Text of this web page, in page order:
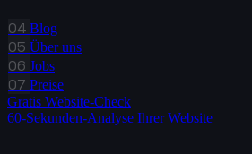
04 Blog
05 Über uns
06 Jobs
07 Preise
Gratis Website-Check
60-Sekunden-Analyse Ihrer Website